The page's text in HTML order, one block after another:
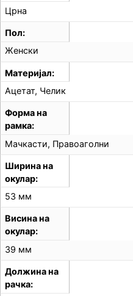
Црна
Пол
Женски
Материјал
Ацетат, Челик
Форма на
рамка
Мачкасти, Правоаголни
Ширина на
окулар
53 мм
Висина на
окулар
39 мм
Должина на
рачка